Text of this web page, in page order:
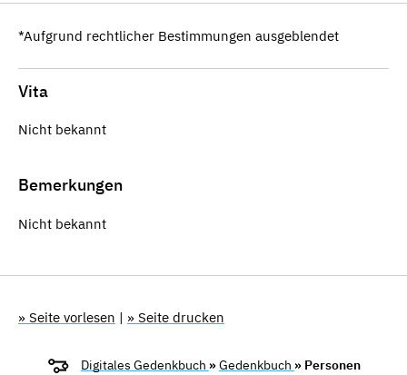
*Aufgrund rechtlicher Bestimmungen ausgeblendet
Vita
Nicht bekannt
Bemerkungen
Nicht bekannt
» Seite vorlesen | » Seite drucken
Digitales Gedenkbuch »Gedenkbuch » Personen